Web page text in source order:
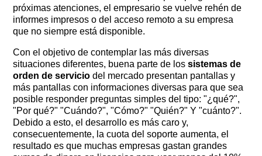
próximas atenciones, el empresario se vuelve rehén de
informes impresos o del acceso remoto a su empresa
que no siempre está disponible.
Con el objetivo de contemplar las más diversas
situaciones diferentes, buena parte de lossistemas de
orden de servicio del mercado presentan pantallas y
más pantallas con informaciones diversas para que sea
posible responder preguntas simples del tipo: "¿qué?", ​​
"Por qué?" "Cuándo?", "Cómo?" "Quién?" Y "cuánto?".
Debido a esto, el desarrollo es más caro y,
consecuentemente, la cuota del soporte aumenta, el
resultado es que muchas empresas gastan grandes